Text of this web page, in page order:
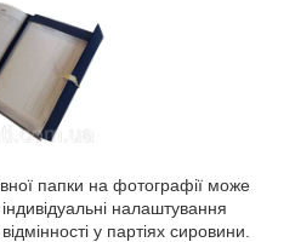
папки на фотографії може
налаштування
у партіях сировини.